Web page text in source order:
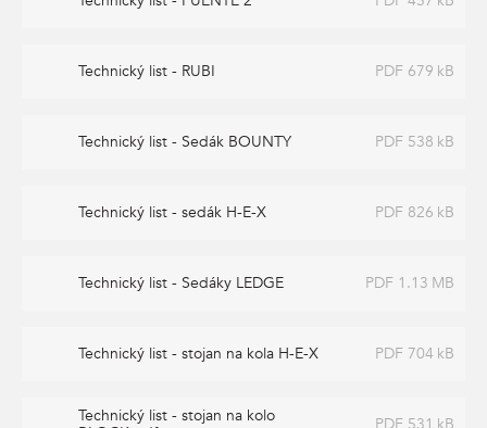
Technický list - RUBI PDF 679 kB
Technický list - Sedák BOUNTY PDF 538 kB
Technický list - sedák H-E-X PDF 826 kB
Technický list - Sedáky LEDGE PDF 1.13 MB
Technický list - stojan na kola H-E-X PDF 704 kB
Technický list - stojan na kolo
PDF 531 kB